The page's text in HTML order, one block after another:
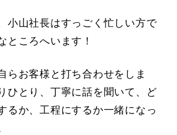
山社長はすっごく忙しい方で
ところへいます！
お客様と打ち合わせをしま
ひとり、丁寧に話を聞いて、ど
るか、工程にするか一緒になっ